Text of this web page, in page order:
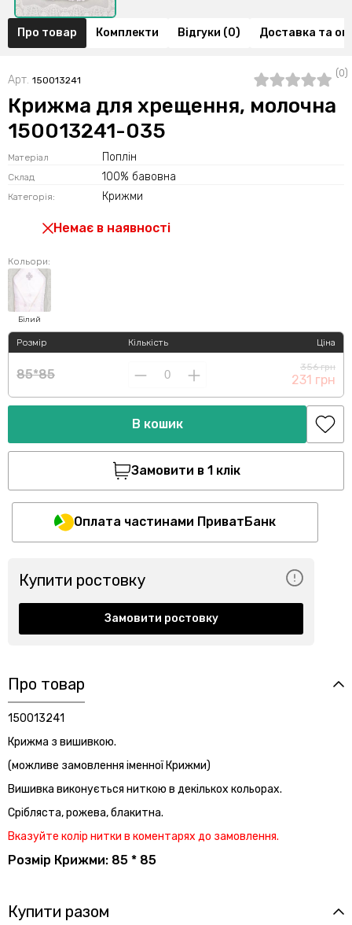
Про товар Комплекти Відгуки (0) Доставка та
Арт. 150013241
(0)
Крижма для хрещення, молочна
150013241-035
Матеріал Поплін
Склад 100% бавовна
Категорія: Крижми
Немає в наявності
Кольори:
Білий
Розмір
85*85
Кількість Ціна
356 грн
231 грн
В кошик
Замовити в 1 клік
Оплата частинами ПриватБанк
Купити ростовку
Замовити ростовку
Про товар
150013241
Крижма з вишивкою.
(можливе замовлення іменної Крижми)
Вишивка виконується ниткою в декількох кольорах.
Срібляста, рожева, блакитна.
Вказуйте колір нитки в коментарях до замовлення.
Розмір Крижми: 85 * 85
Купити разом